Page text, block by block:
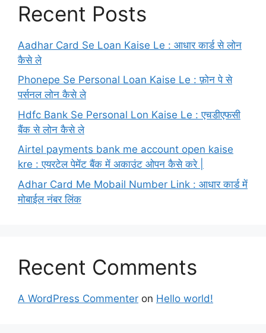
Recent Posts
Aadhar Card Se Loan Kaise Le : आधार कार्ड से लोन
कैसे ले
Phonepe Se Personal Loan Kaise Le : फ़ोन पे से
पर्सनल लोन कैसे ले
Hdfc Bank Se Personal Lon Kaise Le : एचडीएफसी
बैंक से लोन कैसे ले
Airtel payments bank me account open kaise
kre : एयरटेल पेमेंट बैंक में अकाउंट ओपन कैसे करे |
Adhar Card Me Mobail Number Link : आधार कार्ड में
मोबाईल नंबर लिंक
Recent Comments
A WordPress Commenter on Hello world!